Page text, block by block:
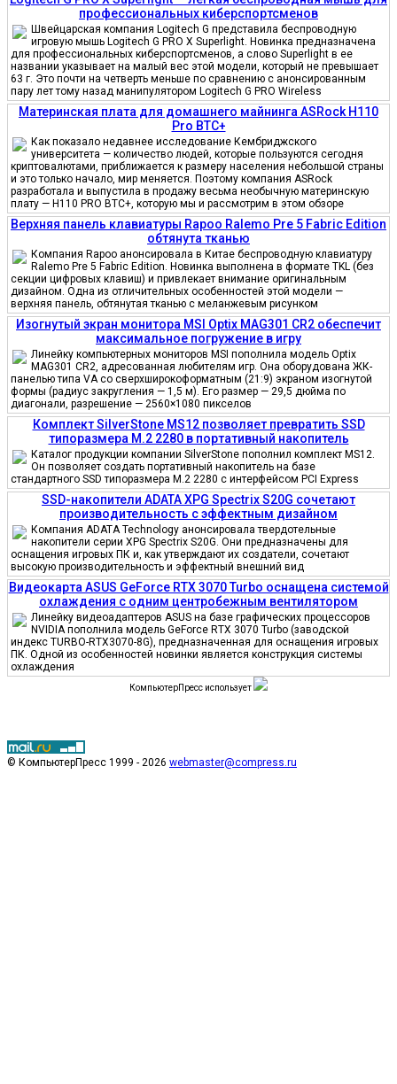
профессиональных киберспортсменов
Швейцарская компания Logitech G представила беспроводную
игровую мышь Logitech G PRO X Superlight. Новинка предназначена
для профессиональных киберспортсменов, а слово Superlight в ее
названии указывает на малый вес этой модели, который не превышает
63 г. Это почти на четверть меньше по сравнению с анонсированным
пару лет тому назад манипулятором Logitech G PRO Wireless
Материнская плата для домашнего майнинга ASRock H110
Pro BTC+
Как показало недавнее исследование Кембриджского
университета — количество людей, которые пользуются сегодня
криптовалютами, приближается к размеру населения небольшой страны
и это только начало, мир меняется. Поэтому компания ASRock
разработала и выпустила в продажу весьма необычную материнскую
плату — H110 PRO BTC+, которую мы и рассмотрим в этом обзоре
Верхняя панель клавиатуры Rapoo Ralemo Pre 5 Fabric Edition
обтянута тканью
Компания Rapoo анонсировала в Китае беспроводную клавиатуру
Ralemo Pre 5 Fabric Edition. Новинка выполнена в формате TKL (без
секции цифровых клавиш) и привлекает внимание оригинальным
дизайном. Одна из отличительных особенностей этой модели —
верхняя панель, обтянутая тканью с меланжевым рисунком
Изогнутый экран монитора MSI Optix MAG301 CR2 обеспечит
максимальное погружение в игру
Линейку компьютерных мониторов MSI пополнила модель Optix
MAG301 CR2, адресованная любителям игр. Она оборудована ЖК-
панелью типа VA со сверхширокоформатным (21:9) экраном изогнутой
формы (радиус закругления — 1,5 м). Его размер — 29,5 дюйма по
диагонали, разрешение — 2560×1080 пикселов
Комплект SilverStone MS12 позволяет превратить SSD
типоразмера M.2 2280 в портативный накопитель
Каталог продукции компании SilverStone пополнил комплект MS12.
Он позволяет создать портативный накопитель на базе
стандартного SSD типоразмера M.2 2280 с интерфейсом PCI Express
SSD-накопители ADATA XPG Spectrix S20G сочетают
производительность с эффектным дизайном
Компания ADATA Technology анонсировала твердотельные
накопители серии XPG Spectrix S20G. Они предназначены для
оснащения игровых ПК и, как утверждают их создатели, сочетают
высокую производительность и эффектный внешний вид
Видеокарта ASUS GeForce RTX 3070 Turbo оснащена системой
охлаждения с одним центробежным вентилятором
Линейку видеоадаптеров ASUS на базе графических процессоров
NVIDIA пополнила модель GeForce RTX 3070 Turbo (заводской
индекс TURBO-RTX3070-8G), предназначенная для оснащения игровых
ПК. Одной из особенностей новинки является конструкция системы
охлаждения
КомпьютерПресс использует
© КомпьютерПресс 1999 - 2026 webmaster@compress.ru